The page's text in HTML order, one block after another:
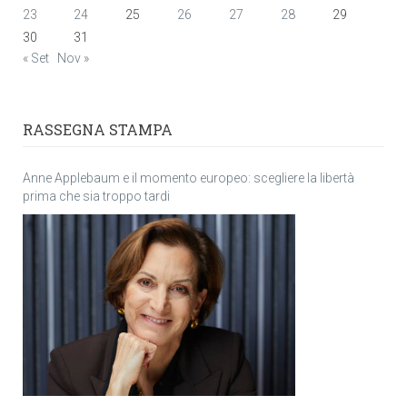
23
24 25 26 27 28
29
30
31
« Set
Nov »
RASSEGNA STAMPA
Anne Applebaum e il momento europeo: scegliere la libertà
prima che sia troppo tardi